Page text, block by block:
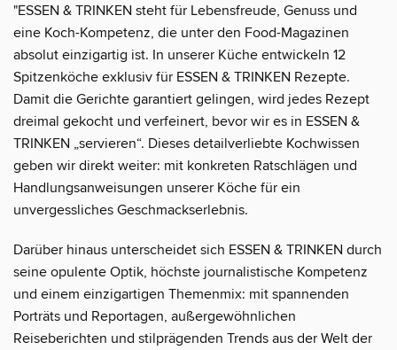
"ESSEN & TRINKEN steht für Lebensfreude, Genuss und
eine Koch-Kompetenz, die unter den Food-Magazinen
absolut einzigartig ist. In unserer Küche entwickeln 12
Spitzenköche exklusiv für ESSEN & TRINKEN Rezepte.
Damit die Gerichte garantiert gelingen, wird jedes Rezept
dreimal gekocht und verfeinert, bevor wir es in ESSEN &
TRINKEN „servieren“. Dieses detailverliebte Kochwissen
geben wir direkt weiter: mit konkreten Ratschlägen und
Handlungsanweisungen unserer Köche für ein
unvergessliches Geschmackserlebnis.
Darüber hinaus unterscheidet sich ESSEN & TRINKEN durch
seine opulente Optik, höchste journalistische Kompetenz
und einem einzigartigen Themenmix: mit spannenden
Porträts und Reportagen, außergewöhnlichen
Reiseberichten und stilprägenden Trends aus der Welt der